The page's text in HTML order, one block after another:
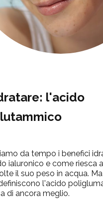
l'acido
da tempo i benefici
ialuronico e come riesca
il suo peso in acqua.
l'acido
di ancora meglio.